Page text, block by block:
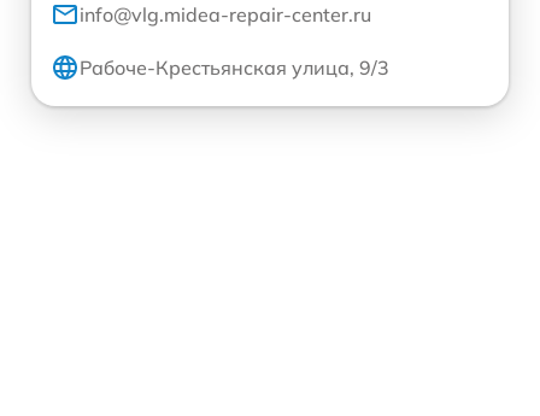
info@vlg.midea-repair-center.ru
Рабоче-Крестьянская улица, 9/3